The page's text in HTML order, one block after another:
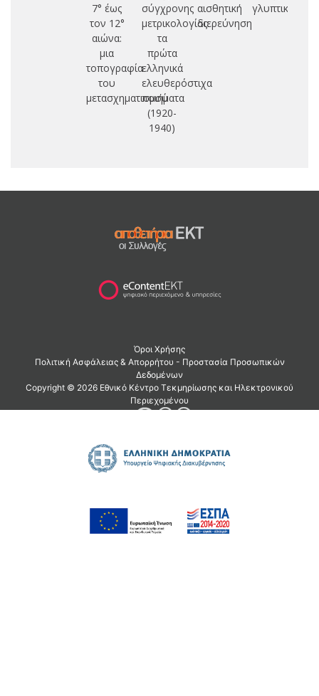
7° έως
τον 12°
αιώνα:
μια
τοπογραφία
του
μετασχηματισμού
σύγχρονης
μετρικολογίας:
τα
πρώτα
ελληνικά
ελευθερόστιχα
ποιήματα
(1920-
1940)
αισθητική
διερεύνηση
γλυπτικής